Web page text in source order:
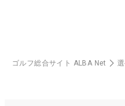
ゴルフ総合サイト ALBA Net